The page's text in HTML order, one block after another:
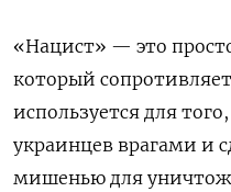
«Нацист» — это
который
используется для
украинцев врагами и
мишенью для